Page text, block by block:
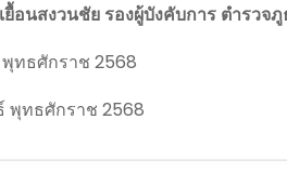
อนสงวนชัย รองผู้บังคับการ ตำรวจ
ทธศักราช 2568
พุทธศักราช 2568